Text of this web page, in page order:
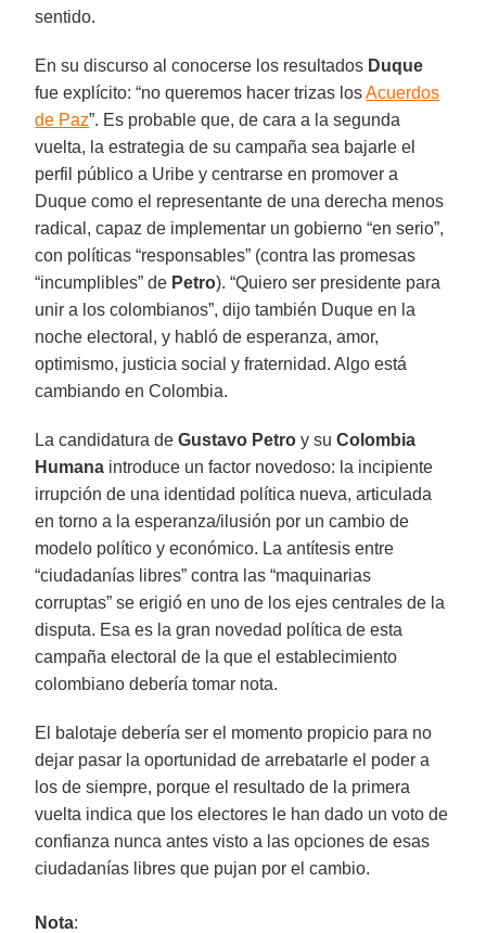
sentido.
En su discurso al conocerse los resultados Duque
fue explícito: “no queremos hacer trizas losAcuerdos
de Paz”. Es probable que, de cara a la segunda
vuelta, la estrategia de su campaña sea bajarle el
perfil público a Uribe y centrarse en promover a
Duque como el representante de una derecha menos
radical, capaz de implementar un gobierno “en serio”,
con políticas “responsables” (contra las promesas
“incumplibles” de Petro). “Quiero ser presidente para
unir a los colombianos”, dijo también Duque en la
noche electoral, y habló de esperanza, amor,
optimismo, justicia social y fraternidad. Algo está
cambiando en Colombia.
La candidatura deGustavo Petro y suColombia
Humana introduce un factor novedoso: la incipiente
irrupción de una identidad política nueva, articulada
en torno a la esperanza/ilusión por un cambio de
modelo político y económico. La antítesis entre
“ciudadanías libres” contra las “maquinarias
corruptas” se erigió en uno de los ejes centrales de la
disputa. Esa es la gran novedad política de esta
campaña electoral de la que el establecimiento
colombiano debería tomar nota.
El balotaje debería ser el momento propicio para no
dejar pasar la oportunidad de arrebatarle el poder a
los de siempre, porque el resultado de la primera
vuelta indica que los electores le han dado un voto de
confianza nunca antes visto a las opciones de esas
ciudadanías libres que pujan por el cambio.
Nota: